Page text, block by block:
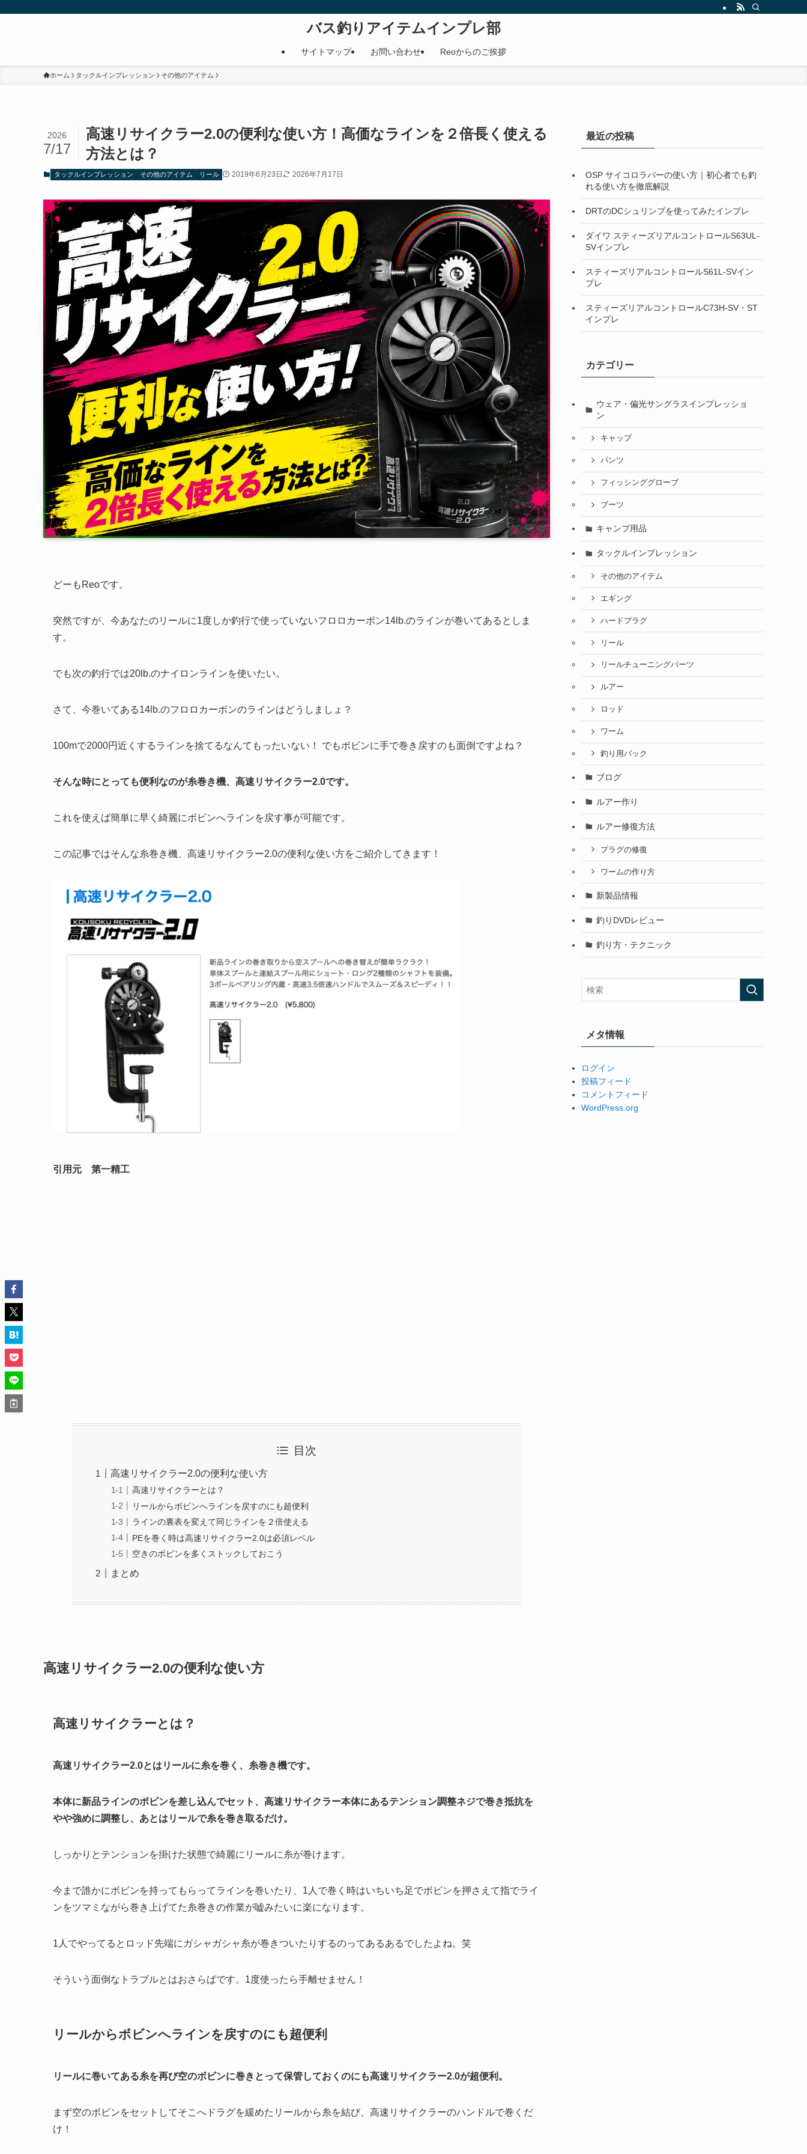
バス釣りアイテムインプレ部
サイトマップ お問い合わせ Reoからのご挨拶
ホーム タックルインプレッション その他のアイテム
高速リサイクラー2.0の便利な使い方！高価なラインを２倍長く使える
方法とは？
2026
7/17
タックルインプレッション その他のアイテム リール 2019年6月23日 2026年7月17日
どーも Reoです。
突然ですが、今あなたのリールに1度しか釣行で使っていないフロロカーボン14lb.のラインが巻いてあるとしま
す。
でも次の釣行では20lb.のナイロンラインを使いたい。
さて、今巻いてある14lb.のフロロカーボンのラインはどうしましょ？
100mで2000円近くするラインを捨てるなんてもったいない！ でもボビンに手で巻き戻すのも面倒ですよね？
そんな時にとっても便利なのが糸巻き機、高速リサイクラー2.0です。
これを使えば簡単に早く綺麗にボビンへラインを戻す事が可能です。
この記事ではそんな糸巻き機、高速リサイクラー2.0の便利な使い方をご紹介してきます！
引用元 第一精工
目次
高速リサイクラー2.0の便利な使い方
高速リサイクラーとは？
リールからボビンへラインを戻すのにも超便利
ラインの裏表を変えて同じラインを２倍使える
PEを巻く時は高速リサイクラー2.0は必須レベル
空きのボビンを多くストックしておこう
まとめ
高速リサイクラー2.0の便利な使い方
高速リサイクラーとは？
高速リサイクラー2.0とはリールに糸を巻く、糸巻き機です。
本体に新品ラインのボビンを差し込んでセット、高速リサイクラー本体にあるテンション調整ネジで巻き抵抗を
やや強めに調整し、あとはリールで糸を巻き取るだけ。
しっかりとテンションを掛けた状態で綺麗にリールに糸が巻けます。
今まで誰かにボビンを持ってもらってラインを巻いたり、 1 人で巻く時はいちいち足でボビンを押さえて指でライ
ンをツマミながら巻き上げてた糸巻きの作業が嘘みたいに楽になります。
1 人でやってるとロッド先端にガシャガシャ糸が巻きついたりするのってあるあるでしたよね。笑
そういう面倒なトラブルとはおさらばです。 1度使ったら手離せません！
リールからボビンへラインを戻すのにも超便利
リールに巻いてある糸を再び空のボビンに巻きとって保管しておくのにも高速リサイクラー2.0が超便利。
まず空のボビンをセットしてそこへドラグを緩めたリールから糸を結び、高速リサイクラーのハンドルで巻くだ
け！
最近の投稿
OSP サイコロラバーの使い方｜初心者でも釣
れる使い方を徹底解説
DRTのDCシュリンプを使ってみたインプレ
ダイワ スティーズリアルコントロールS63UL-
SVインプレ
スティーズリアルコントロールS61L-SVイン
プレ
スティーズリアルコントロールC73H-SV・ST
インプレ
カテゴリー
ウェア・偏光サングラスインプレッショ
ン
キャップ
パンツ
フィッシンググローブ
ブーツ
キャンプ用品
タックルインプレッション
その他のアイテム
エギング
ハードプラグ
リール
リールチューニングパーツ
ルアー
ロッド
ワーム
釣り用バック
ブログ
ルアー作り
ルアー修復方法
プラグの修復
ワームの作り方
新製品情報
釣りDVDレビュー
釣り方・テクニック
メタ情報
ログイン
投稿フィード
コメントフィード
WordPress.org